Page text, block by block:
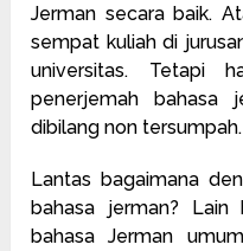
Jerman secara baik.
sempat kuliah di
universitas. Tetapi
penerjemah bahasa
dibilang non tersumpah.
Lantas bagaimana
bahasa jerman? Lain
bahasa Jerman